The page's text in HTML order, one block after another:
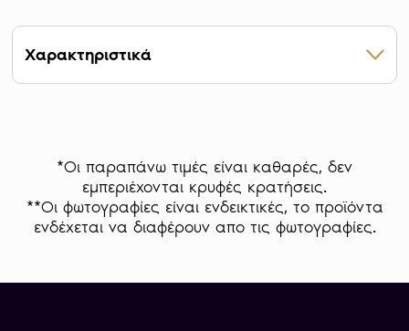
Χαρακτηριστικά
Mintage 1.839
Διάμετρος 26,50 mm
Σχήμα Κυκλικό
Χώρα Η.Π.Α.
*Οι παραπάνω τιμές είναι καθαρές, δεν
εμπεριέχονται κρυφές κρατήσεις.
**Οι φωτογραφίες είναι ενδεικτικές, το προϊόντα
ενδέχεται να διαφέρουν απο τις φωτογραφίες.